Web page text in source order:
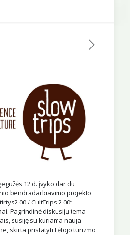
12 d. įvyko dar du
bendradarbiavimo projekto
/ CultTrips 2.00“
Pagrindinė diskusijų tema –
susiję su kuriama nauja
skirta pristatyti Lėtojo turizmo